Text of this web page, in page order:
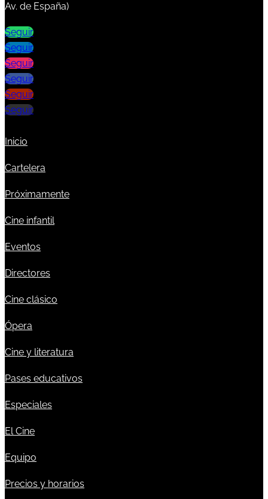
Av. de España)
Seguir
Seguir
Seguir
Seguir
Seguir
Seguir
Inicio
Cartelera
Próximamente
Cine infantil
Eventos
Directores
Cine clásico
Ópera
Cine y literatura
Pases educativos
Especiales
El Cine
Equipo
Precios y horarios